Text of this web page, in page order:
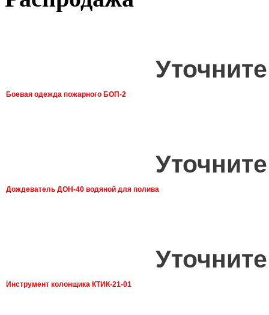
Боевая одежда пожарного БОП-2
Дождеватель ДОН-40 водяной для полива
Инструмент колонщика КТИК-21-01